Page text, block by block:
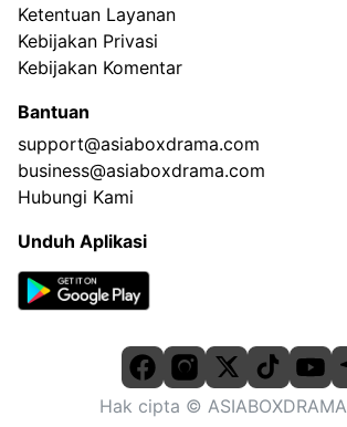
Ketentuan Layanan
Kebijakan Privasi
Kebijakan Komentar
Bantuan
support@asiaboxdrama.com
business@asiaboxdrama.com
Hubungi Kami
Unduh Aplikasi
Hak cipta © ASIABOXDRAMA